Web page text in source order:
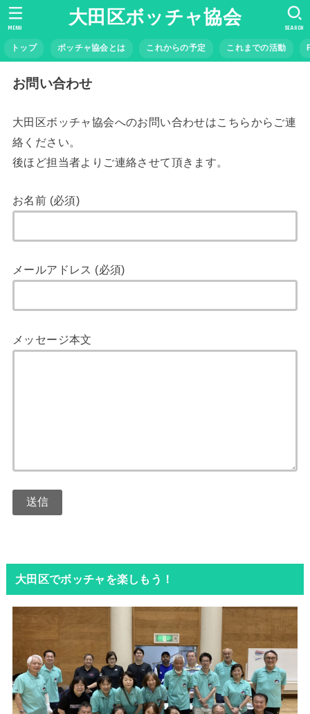
大田区ボッチャ協会
トップ ボッチャ協会とは これからの予定 これまでの活動
SEARCH
MENU
お問い合わせ
大田区ボッチャ協会へのお問い合わせはこちらからご連
絡ください。
後ほど担当者よりご連絡させて頂きます。
お名前 (必須)
メールアドレス (必須)
メッセージ本文
フ
ィ
ー
空
の
大田区でボッチャを楽しもう！